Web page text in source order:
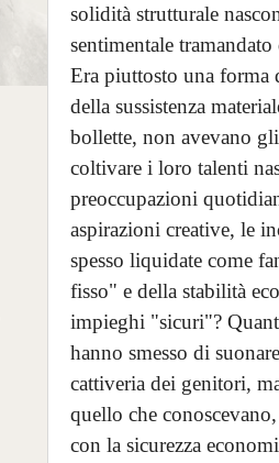
solidità strutturale
sentimentale
Era piuttosto una forma
della sussistenza
bollette, non avevano
coltivare i loro talenti
preoccupazioni
aspirazioni creative, le
spesso liquidate come
fisso" e della stabilità
impieghi "sicuri"?
hanno smesso di
cattiveria dei genitori,
quello che
con la sicurezza